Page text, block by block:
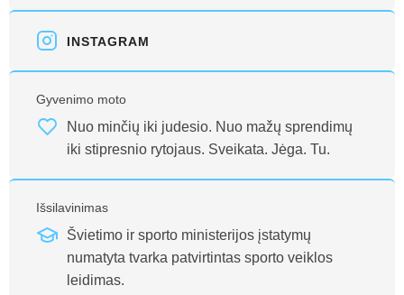
INSTAGRAM
Gyvenimo moto
Nuo minčių iki judesio. Nuo mažų sprendimų
iki stipresnio rytojaus. Sveikata. Jėga. Tu.
Išsilavinimas
Švietimo ir sporto ministerijos įstatymų
numatyta tvarka patvirtintas sporto veiklos
leidimas.